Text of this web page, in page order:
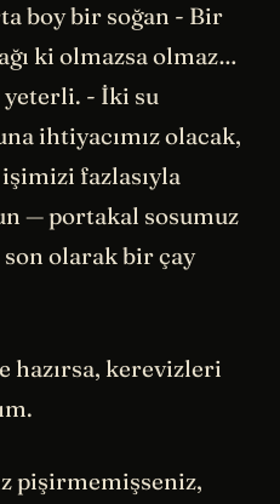
boy bir soğan - Bir
ki olmazsa olmaz…
yeterli. - İki su
ihtiyacımız olacak,
fazlasıyla
— portakal sosumuz
son olarak bir çay
hazırsa, kerevizleri
pişirmemişseniz,